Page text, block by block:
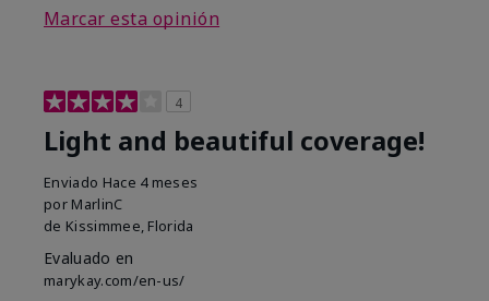
Marcar esta opinión
4
Light and beautiful coverage!
Enviado Hace 4 meses
por MarlinC
de Kissimmee, Florida
Evaluado en
marykay.com/en-us/